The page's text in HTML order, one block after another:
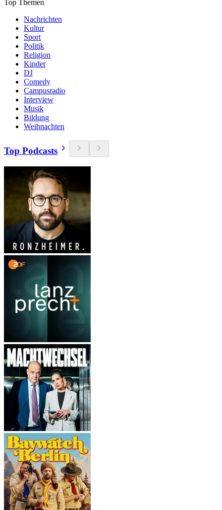
Top Themen
Nachrichten
Kultur
Sport
Politik
Religion
Kinder
DJ
Comedy
Campusradio
Interview
Musik
Bildung
Weihnachten
Top Podcasts